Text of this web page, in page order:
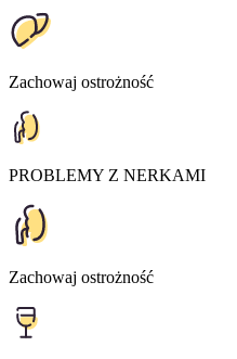
Zachowaj ostrożność
PROBLEMY Z NERKAMI
Zachowaj ostrożność